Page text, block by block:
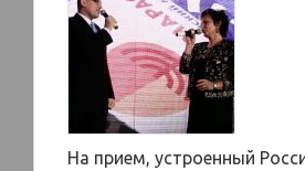
На прием, устроенный